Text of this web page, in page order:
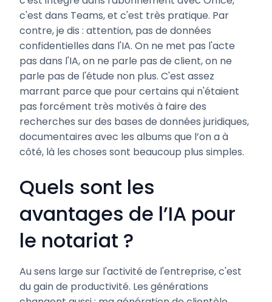
c'est dans Teams, et c'est très pratique. Par
contre, je dis : attention, pas de données
confidentielles dans l'IA. On ne met pas l'acte
pas dans l'IA, on ne parle pas de client, on ne
parle pas de l'étude non plus. C'est assez
marrant parce que pour certains qui n'étaient
pas forcément très motivés à faire des
recherches sur des bases de données juridiques,
documentaires avec les albums que l’on a à
côté, là les choses sont beaucoup plus simples.
Quels sont les
avantages de l’IA pour
le notariat ?
Au sens large sur l'activité de l'entreprise, c'est
du gain de productivité. Les générations